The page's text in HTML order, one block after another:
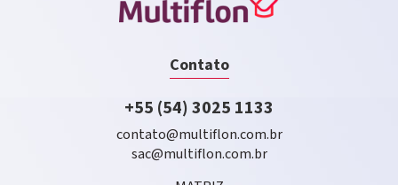
Contato
+55 (54) 3025 1133
contato@multiflon.com.br
sac@multiflon.com.br